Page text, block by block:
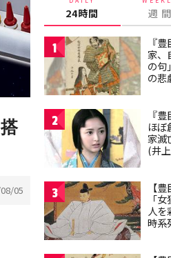
05
24時間 週 間
1
『
家、
の句
の悲
2
『
ほぼ
家滅
(井
3
【
「
人
時系